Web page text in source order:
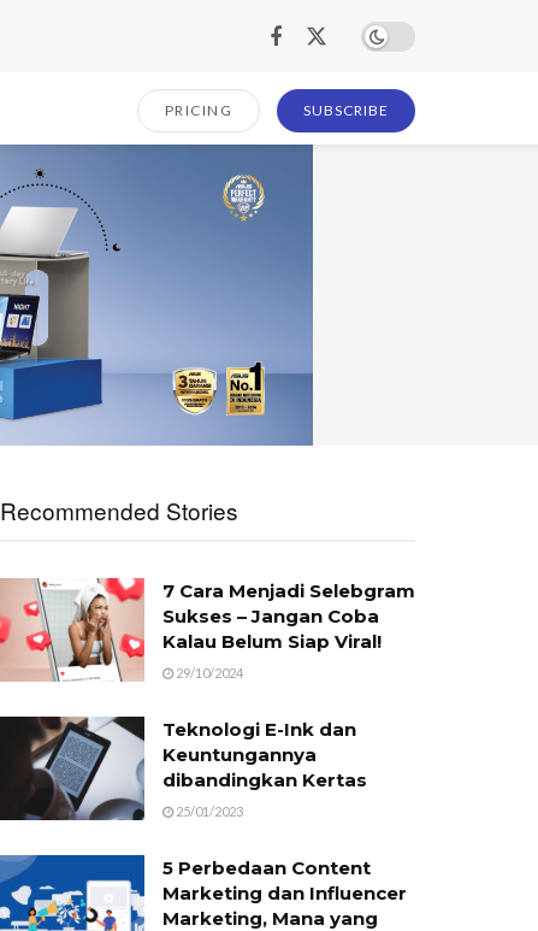
PRICING SUBSCRIBE
Recommended Stories
7 Cara Menjadi Selebgram
Sukses – Jangan Coba
Kalau Belum Siap Viral!
29/10/2024
Teknologi E-Ink dan
Keuntungannya
dibandingkan Kertas
25/01/2023
5 Perbedaan Content
Marketing dan Influencer
Marketing, Mana yang